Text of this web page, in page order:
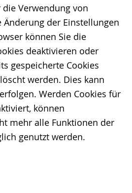
Verwendung von
Änderung der Einstellungen
können Sie die
deaktivieren oder
gespeicherte Cookies
werden. Dies kann
Werden Cookies für
können
mehr alle Funktionen der
genutzt werden.